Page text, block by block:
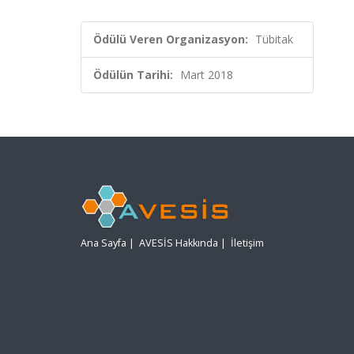
Ödülü Veren Organizasyon: Tübitak
Ödülün Tarihi: Mart 2018
Ana Sayfa | AVESİS Hakkında | İletişim